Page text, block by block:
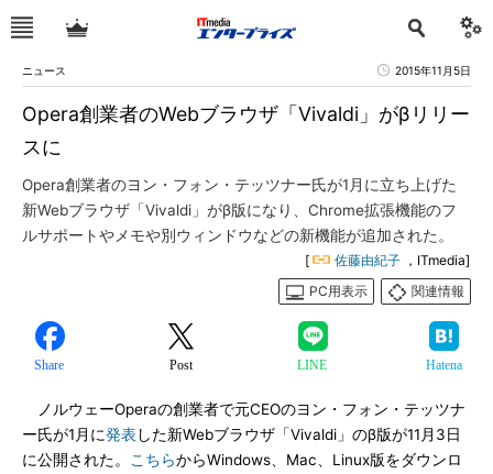
ニュース 2015年11月5日
Opera創業者のWebブラウザ「Vivaldi」がβリリー
スに
Opera創業者のヨン・フォン・テッツナー氏が1月に立ち上げた
新Webブラウザ「Vivaldi」がβ版になり、Chrome拡張機能のフ
ルサポートやメモや別ウィンドウなどの新機能が追加された。
[ 佐藤由紀子 ，ITmedia]
PC用表示
関連情報
Share Post LINE Hatena
ノルウェーOperaの創業者で元CEOのヨン・フォン・テッツナ
ー氏が1月に発表した新Webブラウザ「Vivaldi」のβ版が11月3日
に公開された。
こちらからWindows、Mac、Linux版をダウンロ